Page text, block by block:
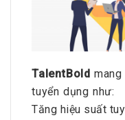
TalentBold
tuyển dụng như:
Tăng hiệu suất